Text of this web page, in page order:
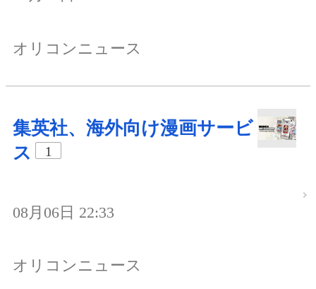
オリコンニュース
集英社、海外向け漫画サービ
ス
1
08月06日 22:33
オリコンニュース